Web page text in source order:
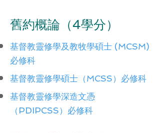
舊約概論（4學分）
基督教靈修學及教牧學碩士 (MCSM)
必修科
基督教靈修學碩士（MCSS）必修科
基督教靈修學深造文憑
（PDIPCSS）必修科